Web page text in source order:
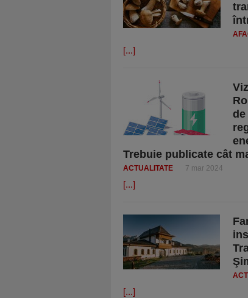
[...]
de
Trebuie publicate cât
ACTUALITATE 7 mar 2024
[...]
[...]